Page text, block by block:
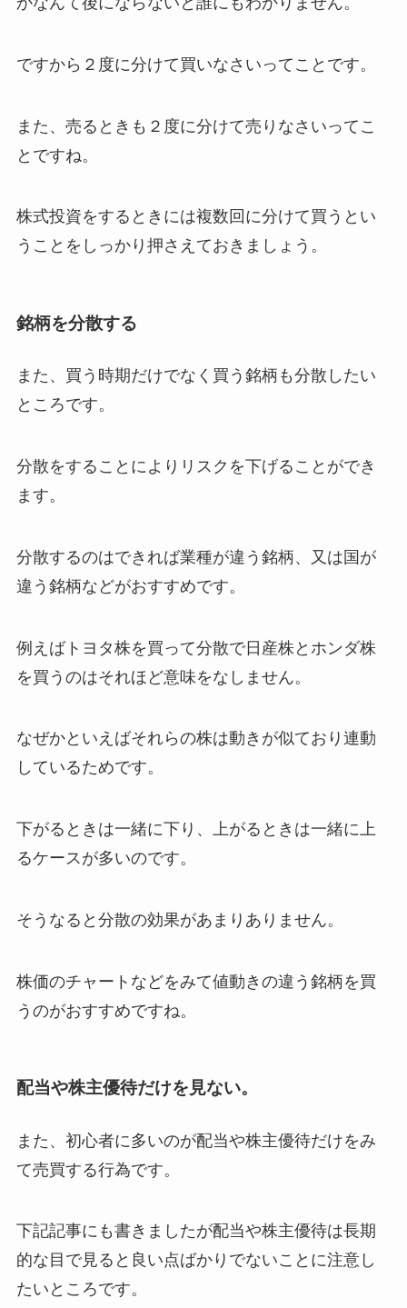
ですから２度に分けて買いなさいってことです。
また、売るときも２度に分けて売りなさいってこ
とですね。
株式投資をするときには複数回に分けて買うとい
うことをしっかり押さえておきましょう。
銘柄を分散する
また、買う時期だけでなく買う銘柄も分散したい
ところです。
分散をすることによりリスクを下げることができ
ます。
分散するのはできれば業種が違う銘柄、又は国が
違う銘柄などがおすすめです。
例えばトヨタ株を買って分散で日産株とホンダ株
を買うのはそれほど意味をなしません。
なぜかといえばそれらの株は動きが似ており連動
しているためです。
下がるときは一緒に下り、上がるときは一緒に上
るケースが多いのです。
そうなると分散の効果があまりありません。
株価のチャートなどをみて値動きの違う銘柄を買
うのがおすすめですね。
配当や株主優待だけを見ない。
また、初心者に多いのが配当や株主優待だけをみ
て売買する行為です。
下記記事にも書きましたが配当や株主優待は長期
的な目で見ると良い点ばかりでないことに注意し
たいところです。